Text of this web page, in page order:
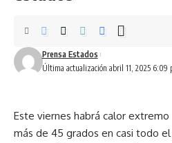
Última actualización abril 11, 2025 6:09
Prensa Estados
Este viernes habrá calor
más de 45 grados en casi todo